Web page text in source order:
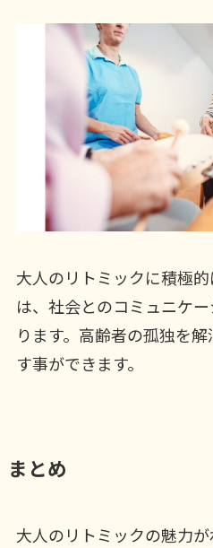
大人のリトミックに積極
は、社会とのコミュニケ
ります。高齢者の孤独を
す事ができます。
まとめ
大人のリトミックの魅力